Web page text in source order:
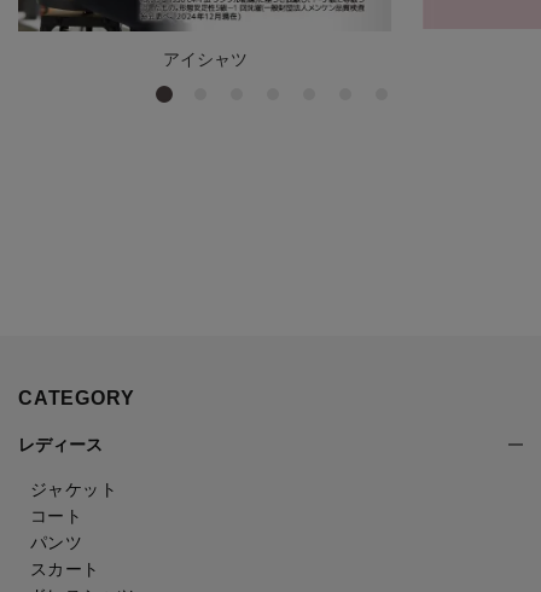
アイシャツ
CATEGORY
レディース
ジャケット
コート
パンツ
スカート